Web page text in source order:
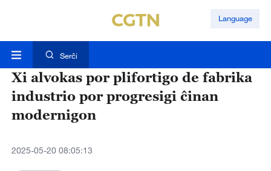
Language
Serĉi
Xi alvokas por plifortigo de fabrika
industrio por progresigi ĉinan
modernigon
2025-05-20 08:05:13